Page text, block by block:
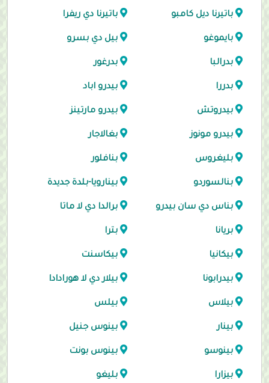
باتيرنا ديل كامبو باتيرنا دي ريفرا
بايموغو بيل دي بسرو
بدرالبا بدرغور
بدررا بيدرو اباد
بيدروتش بيدرو مارتينز
بيدرو مونوز بغالاجار
بليغروس بنافلور
بنالسوردو بينارويا-بلدة جديدة
بناس دي سان بيدرو برالدا دي لا ماتا
بريانا بترا
بيكانيا بيكاسنت
بيدرابونا بيلار دي لا هورادادا
بيلاس بيلس
بينار بينوس جنيل
بينوسو بينوس بونت
بيزارا بليغو